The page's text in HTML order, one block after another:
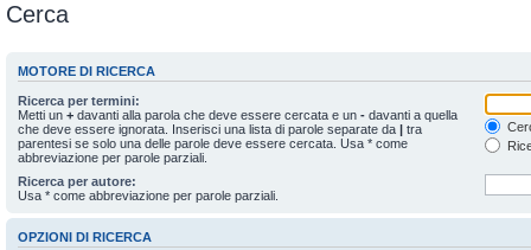
Cerca
MOTORE DI RICERCA
Ricerca per termini:
Metti un + davanti alla parola che deve essere cercata e un - davanti a quella
che deve essere ignorata. Inserisci una lista di parole separate da | tra
parentesi se solo una delle parole deve essere cercata. Usa * come
abbreviazione per parole parziali.
Ricerca per autore:
Usa * come abbreviazione per parole parziali.
OPZIONI DI RICERCA